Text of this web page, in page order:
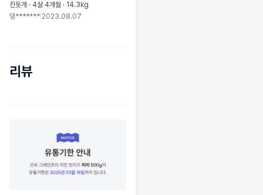
진돗개 · 4살 4개월 · 14.3kg
댕******* 2023.08.07
리뷰